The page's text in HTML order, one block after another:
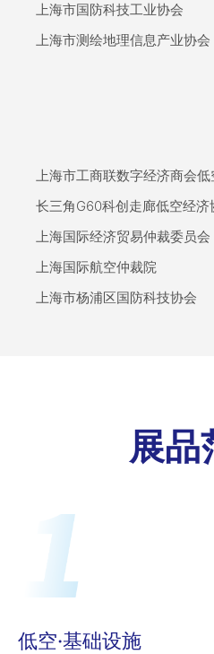
上海市国防科技工业协会
上海市测绘地理信息产业协会
上海市工商联数字经济商会
长三角G60科创走廊低空经济
上海国际经济贸易仲裁委员会
上海国际航空仲裁院
上海市杨浦区国防科技协会
展品
低空·基础设施